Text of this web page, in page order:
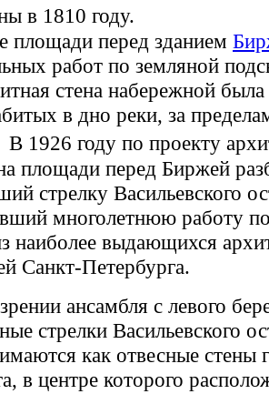
в 1810 году.
площади перед зданием
работ по земляной
стена набережной
в дно реки, за
1926 году по проекту
площади перед Биржей
стрелку Васильевского
многолетнюю работу
наиболее выдающихся
Санкт-Петербурга.
ансамбля с левого
стрелки Васильевского
как отвесные стены
в центре которого